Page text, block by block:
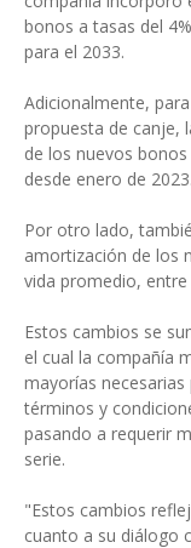
bonos a tasas del
para el 2033.
Adicionalmente,
propuesta de canje,
de los nuevos
desde enero de 2023.
Por otro lado,
amortización de los
vida promedio, entre
Estos cambios se
el cual la compañía
mayorías
términos y
pasando a requerir
serie.
"Estos cambios
cuanto a su diálogo